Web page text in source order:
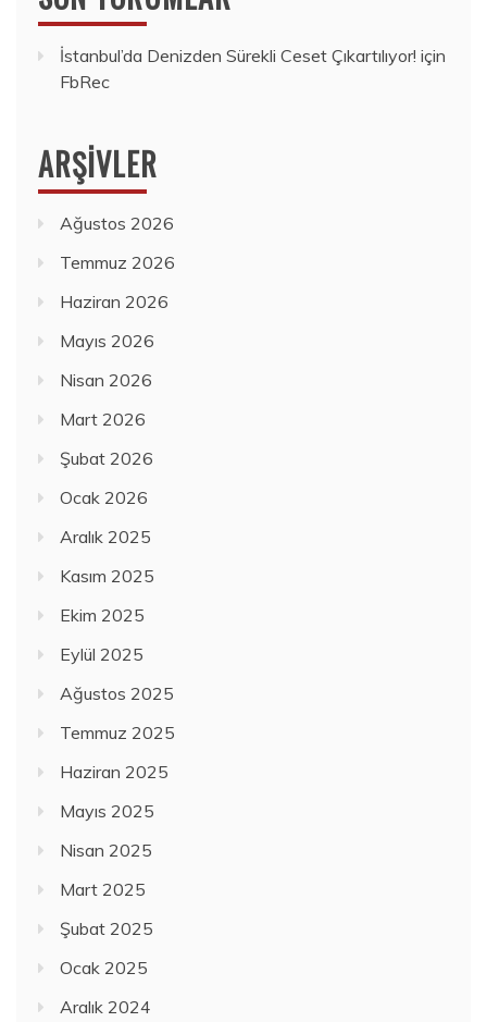
İstanbul’da Denizden Sürekli Ceset Çıkartılıyor! için
FbRec
ARŞIVLER
Ağustos 2026
Temmuz 2026
Haziran 2026
Mayıs 2026
Nisan 2026
Mart 2026
Şubat 2026
Ocak 2026
Aralık 2025
Kasım 2025
Ekim 2025
Eylül 2025
Ağustos 2025
Temmuz 2025
Haziran 2025
Mayıs 2025
Nisan 2025
Mart 2025
Şubat 2025
Ocak 2025
Aralık 2024